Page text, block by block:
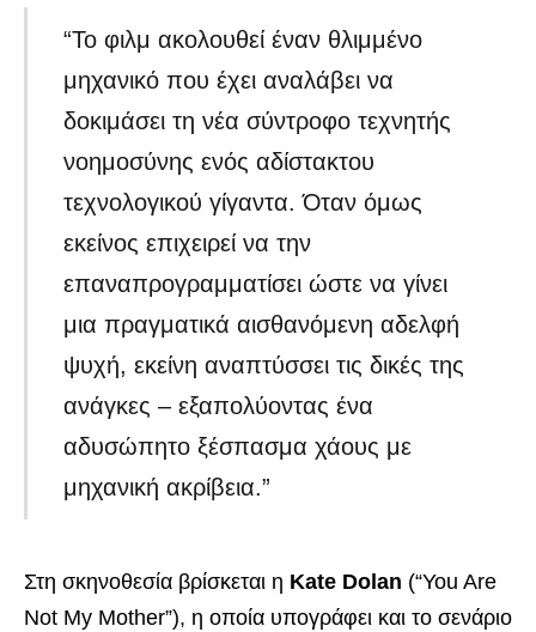
“Το φιλμ ακολουθεί έναν θλιμμένο
μηχανικό που έχει αναλάβει να
δοκιμάσει τη νέα σύντροφο τεχνητής
νοημοσύνης ενός αδίστακτου
τεχνολογικού γίγαντα. Όταν όμως
εκείνος επιχειρεί να την
επαναπρογραμματίσει ώστε να γίνει
μια πραγματικά αισθανόμενη αδελφή
ψυχή, εκείνη αναπτύσσει τις δικές της
ανάγκες – εξαπολύοντας ένα
αδυσώπητο ξέσπασμα χάους με
μηχανική ακρίβεια.”
Στη σκηνοθεσία βρίσκεται η Kate Dolan (“You Are
Not My Mother”), η οποία υπογράφει και το σενάριο